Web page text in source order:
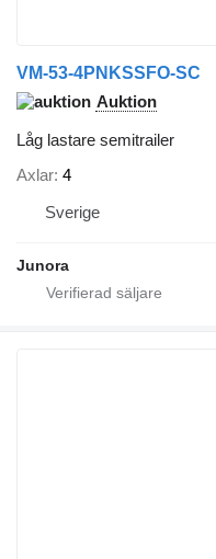
VM-53-4PNKSSFO-SC
Auktion
Låg lastare semitrailer
Axlar 4
Sverige
Junora